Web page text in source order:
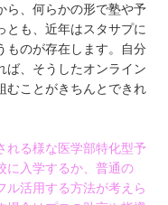
ら、何らかの形で塾や予
とも、近年はスタサプに
ものが存在します。自分
ば、そうしたオンライン
むことがきちんとできれ
れる様な医学部特化型予
に入学するか、普通の
ル活用する方法が考えら